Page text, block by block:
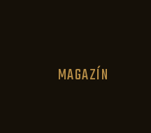
MAGAZÍN